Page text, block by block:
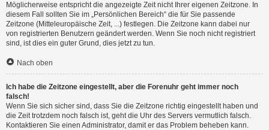
Möglicherweise entspricht die angezeigte Zeit nicht Ihrer eigenen Zeitzone. In
diesem Fall sollten Sie im „Persönlichen Bereich“ die für Sie passende
Zeitzone (Mitteleuropäische Zeit, ...) festlegen. Die Zeitzone kann dabei nur
von registrierten Benutzern geändert werden. Wenn Sie noch nicht registriert
sind, ist dies ein guter Grund, dies jetzt zu tun.
Nach oben
Ich habe die Zeitzone eingestellt, aber die Forenuhr geht immer noch
falsch!
Wenn Sie sich sicher sind, dass Sie die Zeitzone richtig eingestellt haben und
die Zeit trotzdem noch falsch ist, geht die Uhr des Servers vermutlich falsch.
Kontaktieren Sie einen Administrator, damit er das Problem beheben kann.